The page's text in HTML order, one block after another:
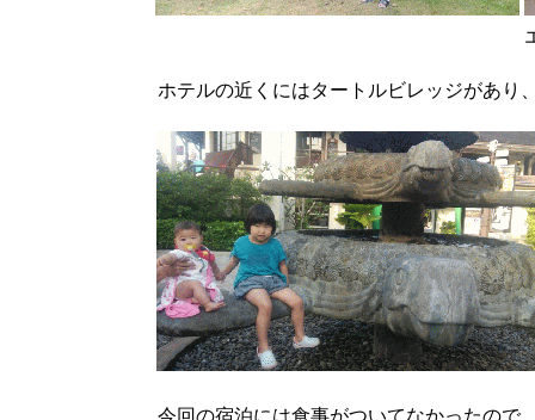
ホテルの近くにはタートルビレッジがあり
今回の宿泊には食事がついてなかったの